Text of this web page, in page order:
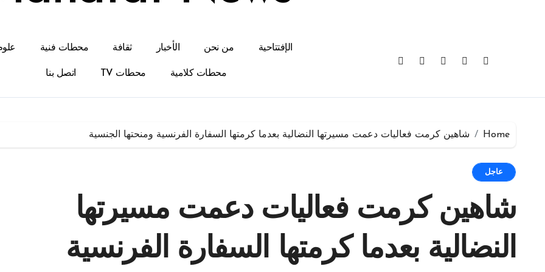
الإفتتاحية من نحن الأخبار ثقافة محطات فنية
محطات كلامية محطات TV اتصل بنا
Home شاهين كرمت فعاليات دعمت مسيرتها النضالية بعدما كرمتها السفارة الفرنسية ومنحتها الجنسية
عاجل
شاهين كرمت فعاليات دعمت مسيرتها
النضالية بعدما كرمتها السفارة الفرنسية